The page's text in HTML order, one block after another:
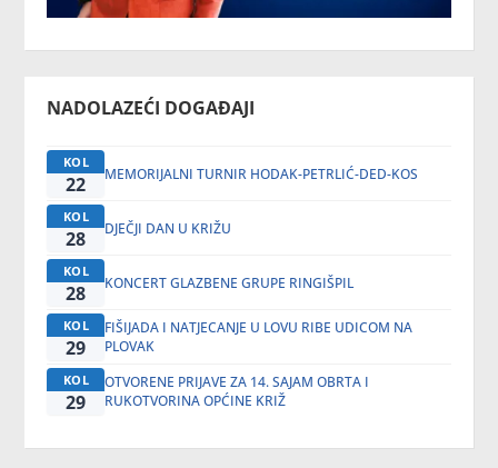
NADOLAZEĆI DOGAĐAJI
KOL
22 MEMORIJALNI TURNIR HODAK-PETRLIĆ-DED-KOS
KOL
28 DJEČJI DAN U KRIŽU
KOL
28 KONCERT GLAZBENE GRUPE RINGIŠPIL
KOL
29
FIŠIJADA I NATJECANJE U LOVU RIBE UDICOM NA
PLOVAK
KOL
29
OTVORENE PRIJAVE ZA 14. SAJAM OBRTA I
RUKOTVORINA OPĆINE KRIŽ